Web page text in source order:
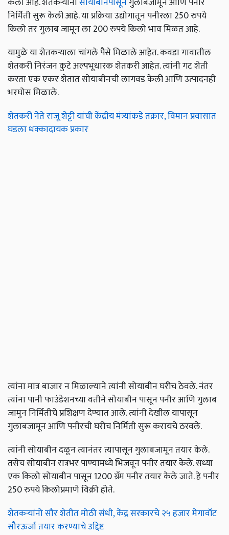
निर्मिती सुरू केली आहे. या प्रक्रिया उद्योगातून पनीरला 250 रुपये
किलो तर गुलाब जामून ला 200 रुपये किलो भाव मिळत आहे.
यामुळे या शेतकऱ्याला चांगले पैसे मिळाले आहेत. कवडा गावातील
शेतकरी निरंजन कुटे अल्पभूधारक शेतकरी आहेत. त्यांनी गट शेती
करता एक एकर शेतात सोयाबीनची लागवड केली आणि उत्पादनही
भरघोस मिळाले.
शेतकरी नेते राजू शेट्टी यांची केंद्रीय मंत्र्यांकडे तक्रार, विमान प्रवासात
घडला धक्कादायक प्रकार
त्यांना मात्र बाजार न मिळाल्याने त्यांनी सोयाबीन घरीच ठेवले. नंतर
त्यांना पानी फाउंडेशनच्या वतीने सोयाबीन पासून पनीर आणि गुलाब
जामुन निर्मितीचे प्रशिक्षण देण्यात आले. त्यांनी देखील यापासून
गुलाबजामून आणि पनीरची घरीच निर्मिती सुरू करायचे ठरवले.
त्यांनी सोयाबीन दळून त्यानंतर त्यापासून गुलाबजामून तयार केले.
तसेच सोयाबीन रात्रभर पाण्यामध्ये भिजवून पनीर तयार केले. सध्या
एक किलो सोयाबीन पासून 1200 ग्रॅम पनीर तयार केले जाते. हे पनीर
250 रुपये किलोप्रमाणे विक्री होते.
शेतकऱ्यांनो सौर शेतीत मोठी संधी, केंद्र सरकारचे २५ हजार मेगावॉट
सौरऊर्जा तयार करण्याचे उद्दिष्ट